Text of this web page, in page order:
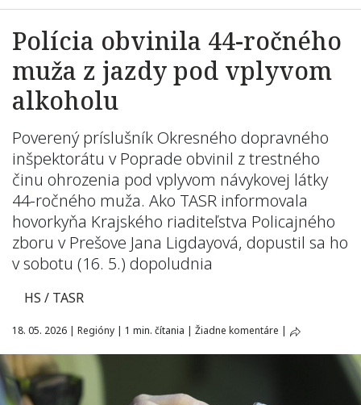
Polícia obvinila 44-ročného
muža z jazdy pod vplyvom
alkoholu
Poverený príslušník Okresného dopravného
inšpektorátu v Poprade obvinil z trestného
činu ohrozenia pod vplyvom návykovej látky
44-ročného muža. Ako TASR informovala
hovorkyňa Krajského riaditeľstva Policajného
zboru v Prešove Jana Ligdayová, dopustil sa ho
v sobotu (16. 5.) dopoludnia
HS / TASR
18. 05. 2026 | Regióny | 1 min. čítania | Žiadne komentáre |